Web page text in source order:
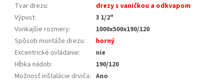
Tvar drezu:
drezy s vaničkou a odkvapom
Výpust:
3 1/2"
Vonkajšie rozmery:
1000x500x190/120
Spôsob montáže drezu:
horný
Excentrické ovládanie:
nie
Hĺbka nádob:
190/120
Možnosť inštalácie drviča: Ano